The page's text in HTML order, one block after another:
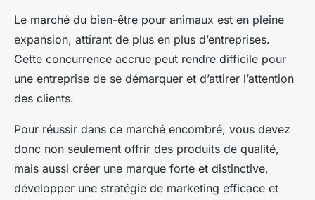
Le marché du bien-être pour animaux est en pleine
expansion, attirant de plus en plus d’entreprises.
Cette concurrence accrue peut rendre difficile pour
une entreprise de se démarquer et d’attirer l’attention
des clients.
Pour réussir dans ce marché encombré, vous devez
donc non seulement offrir des produits de qualité,
mais aussi créer une marque forte et distinctive,
développer une stratégie de marketing efficace et